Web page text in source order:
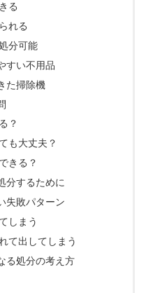
る
れる
分可能
すい不用品
た掃除機
？
も大丈夫？
きる？
分するために
失敗パターン
しまう
て出してしまう
る処分の考え方